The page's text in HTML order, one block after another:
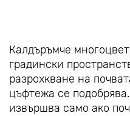
Калдъръмче
градински
разрохкване на
цъфтежа се
извършва само ако